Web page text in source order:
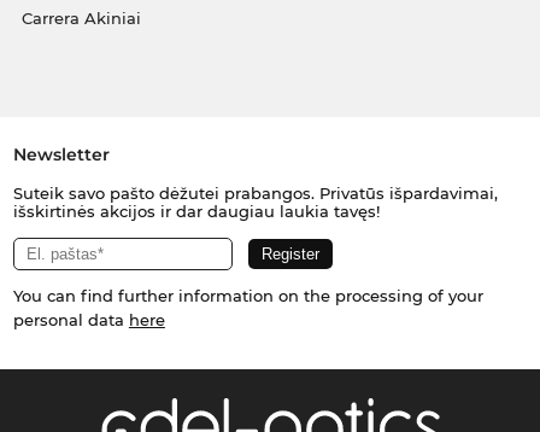
Carrera Akiniai
Newsletter
Suteik savo pašto dėžutei prabangos. Privatūs išpardavimai,
išskirtinės akcijos ir dar daugiau laukia tavęs!
You can find further information on the processing of your
personal data here